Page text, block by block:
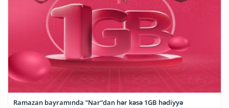
Ramazan bayramında “Nar”dan hər kəsə 1GB hədiyyə